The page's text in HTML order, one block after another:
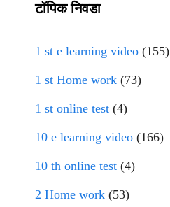
टॉपिक निवडा
1 st e learning video (155)
1 st Home work (73)
1 st online test (4)
10 e learning video (166)
10 th online test (4)
2 Home work (53)